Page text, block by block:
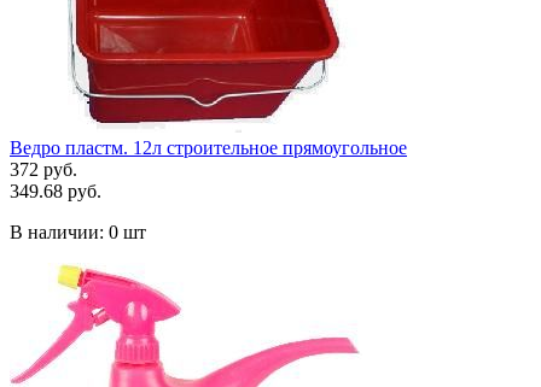
Ведро пластм. 12л строительное прямоугольное
372 руб.
349.68 руб.
В наличии: 0 шт